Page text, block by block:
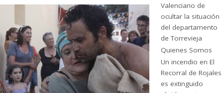
Valenciano de
ocultar la situación
del departamento
de Torrevieja
Quienes Somos
Un incendio en El
Recorral de Rojales
es extinguido